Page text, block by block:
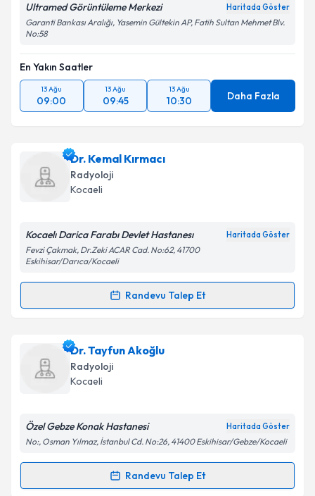
Takvim Talebini Gönder
Ultramed Görüntüleme Merkezi Haritada Göster
Garanti Bankası Aralığı, Yasemin Gültekin AP, Fatih Sultan Mehmet Blv.
No:58
En Yakın Saatler
13 Ağu
09:00
13 Ağu
09:45
13 Ağu
10:30 Daha Fazla
Dr. Kemal Kırmacı
Radyoloji
Kocaeli
Kocaelı Darica Farabı Devlet Hastanesı Haritada Göster
Fevzi Çakmak, Dr.Zeki ACAR Cad. No:62, 41700
Eskihisar/Darıca/Kocaeli
Randevu Talep Et
Randevu Takvimi Talebi
Dr. Kemal Kırmacıiçin randevu takvimi talebi
oluşturun. Size bu uzmandan randevu almanız için bir
takvim hazırlandığında e-posta ile bilgilendireceğiz.
Kişisel verilerimin işlenmesine ilişkin
Metni'ni okudum ve kişisel verilerimin belirtilen
Dr. Tayfun Akoğlu
Radyoloji
Kocaeli
Özel Gebze Konak Hastanesi Haritada Göster
No:, Osman Yılmaz, İstanbul Cd. No:26, 41400 Eskihisar/Gebze/Kocaeli
Randevu Talep Et
Randevu Takvimi Talebi